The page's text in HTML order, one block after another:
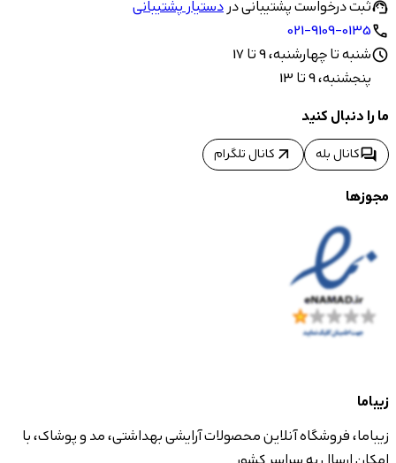
support_agentثبت درخواست پشتیبانی دردستیار پشتیبانی
call
021-9109-0135
scheduleشنبه تا چهارشنبه، 9 تا 17
پنجشنبه، 9 تا 13
ما را دنبال کنید
forumکانال بله arrow_outward کانال تلگرام
مجوزها
زیباما
زیباما، فروشگاه آنلاین محصولات آرایشی بهداشتی، مد و پوشاک، با